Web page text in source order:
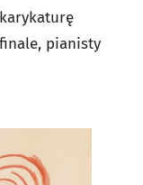
pianisty